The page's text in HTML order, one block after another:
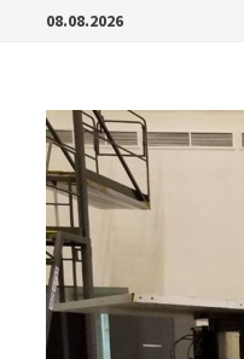
Перейти08.08.2026